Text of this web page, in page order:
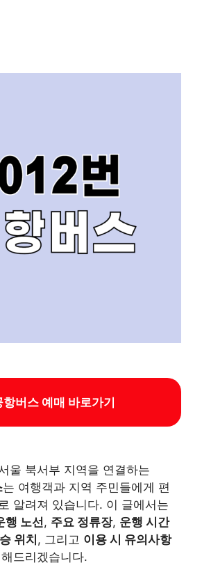
항버스 예매 바로가기
울 북서부 지역을 연결하는
는 여행객과 지역 주민들에게 편
알려져 있습니다. 이 글에서는
행 노선, 주요 정류장, 운행 시간
위치 , 그리고 이용 시 유의사항
드리겠습니다.